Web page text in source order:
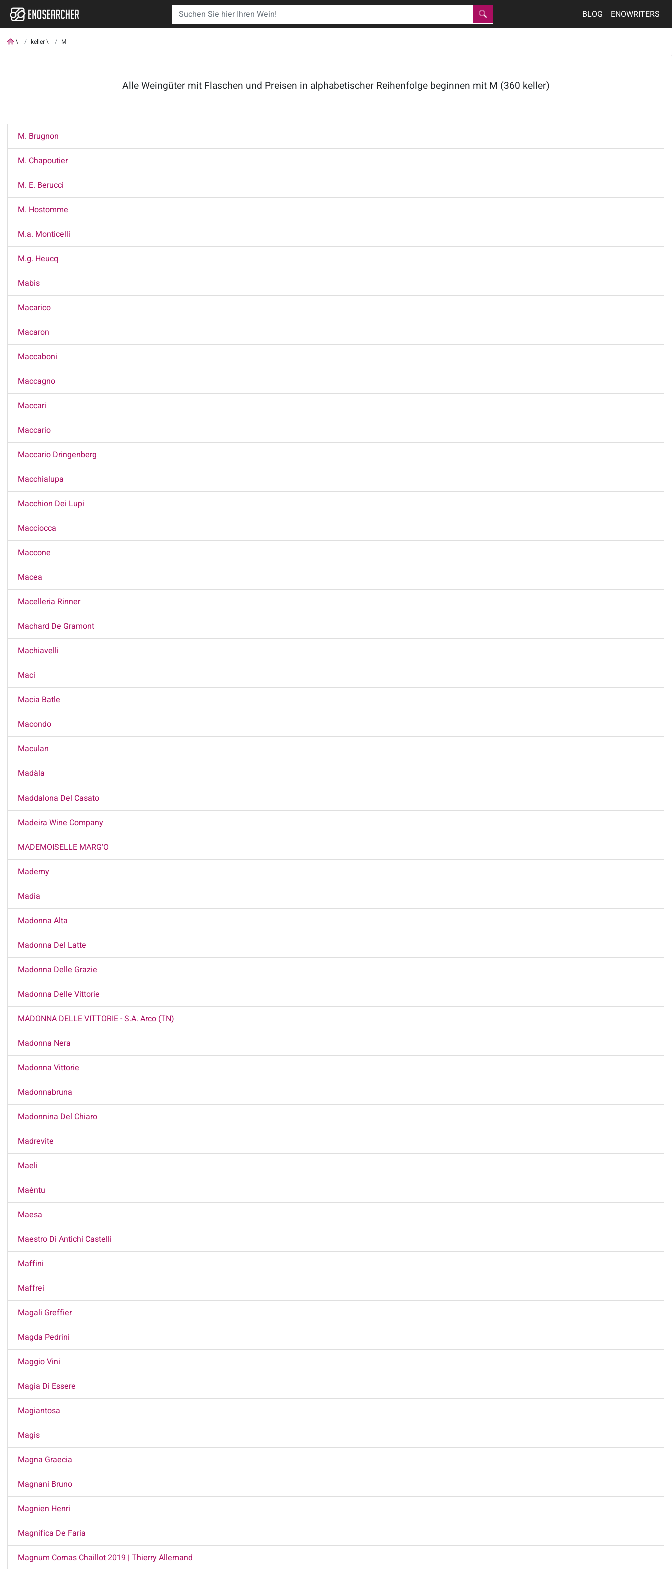
BLOG ENOWRITERS
keller M
Alle Weingüter mit Flaschen und Preisen in alphabetischer Reihenfolge beginnen mit M (360 keller)
M. Brugnon
M. Chapoutier
M. E. Berucci
M. Hostomme
M.a. Monticelli
M.g. Heucq
Mabis
Macarico
Macaron
Maccaboni
Maccagno
Maccari
Maccario
Maccario Dringenberg
Macchialupa
Macchion Dei Lupi
Macciocca
Maccone
Macea
Macelleria Rinner
Machard De Gramont
Machiavelli
Maci
Macia Batle
Macondo
Maculan
Madàla
Maddalona Del Casato
Madeira Wine Company
MADEMOISELLE MARG'O
Mademy
Madia
Madonna Alta
Madonna Del Latte
Madonna Delle Grazie
Madonna Delle Vittorie
MADONNA DELLE VITTORIE - S.A. Arco (TN)
Madonna Nera
Madonna Vittorie
Madonnabruna
Madonnina Del Chiaro
Madrevite
Maeli
Maèntu
Maesa
Maestro Di Antichi Castelli
Maffini
Maffrei
Magali Greffier
Magda Pedrini
Maggio Vini
Magia Di Essere
Magiantosa
Magis
Magna Graecia
Magnani Bruno
Magnien Henri
Magnifica De Faria
Magnum Cornas Chaillot 2019 | Thierry Allemand